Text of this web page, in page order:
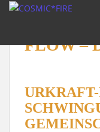
p
FLOW –